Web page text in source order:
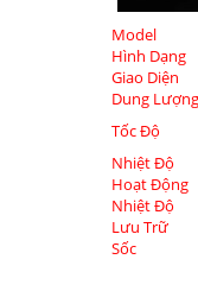
Model
Hình Dạng
Giao Diện
Dung Lượng
Tốc Độ
Nhiệt Độ
Hoạt Động
Nhiệt Độ
Lưu Trữ
Sốc